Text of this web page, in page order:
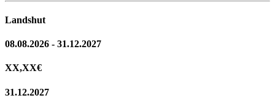
Landshut
08.08.2026 - 31.12.2027
XX,XX€
31.12.2027